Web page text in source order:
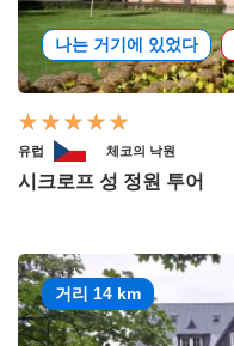
나는 거기에 있었다
유럽 체코의 낙원
시크로프 성 정원 투어
거리 14 km